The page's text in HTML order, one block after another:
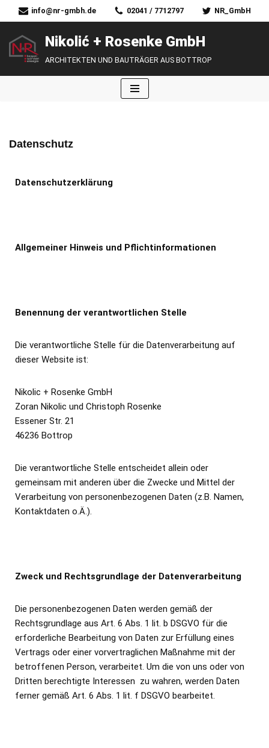
Zum
Inhalt
springen
info@nr-gmbh.de 02041 / 7712797 NR_GmbH
Nikolić + Rosenke GmbH
ARCHITEKTEN UND BAUTRÄGER AUS BOTTROP
Datenschutz
Datenschutzerklärung
Allgemeiner Hinweis und Pflichtinformationen
Benennung der verantwortlichen Stelle
Die verantwortliche Stelle für die Datenverarbeitung auf
dieser Website ist:
Nikolic + Rosenke GmbH
Zoran Nikolic und Christoph Rosenke
Essener Str. 21
46236 Bottrop
Die verantwortliche Stelle entscheidet allein oder
gemeinsam mit anderen über die Zwecke und Mittel der
Verarbeitung von personenbezogenen Daten (z.B. Namen,
Kontaktdaten o.Ä.).
Zweck und Rechtsgrundlage der Datenverarbeitung
Die personenbezogenen Daten werden gemäß der
Rechtsgrundlage aus Art. 6 Abs. 1 lit. b DSGVO für die
erforderliche Bearbeitung von Daten zur Erfüllung eines
Vertrags oder einer vorvertraglichen Maßnahme mit der
betroffenen Person, verarbeitet. Um die von uns oder von
Dritten berechtigte Interessen zu wahren, werden Daten
ferner gemäß Art. 6 Abs. 1 lit. f DSGVO bearbeitet.